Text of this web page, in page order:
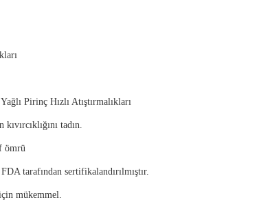
Pirinç Hızlı Atıştırmalıkları
tadın.
ömrü
tarafından sertifikalandırılmıştır.
mükemmel.